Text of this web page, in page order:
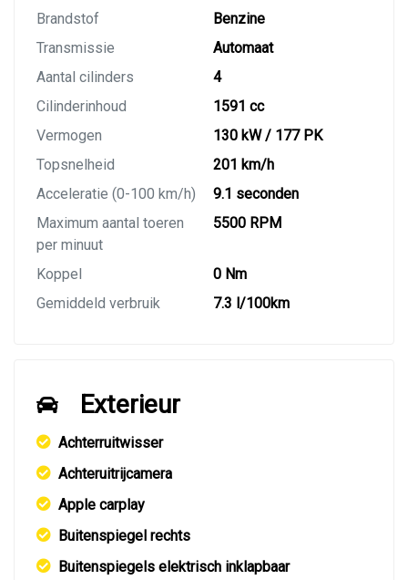
Brandstof
Benzine
Transmissie
Automaat
Aantal cilinders
4
Cilinderinhoud
1591 cc
Vermogen
130 kW / 177 PK
Topsnelheid
201 km/h
Acceleratie (0-100 km/h)
9.1 seconden
Maximum aantal toeren
per minuut
5500 RPM
Koppel
0 Nm
Gemiddeld verbruik
7.3 l/100km
Exterieur
Achterruitwisser
Achteruitrijcamera
Apple carplay
Buitenspiegel rechts
Buitenspiegels elektrisch inklapbaar